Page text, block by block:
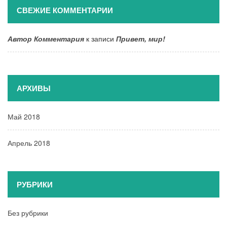
СВЕЖИЕ КОММЕНТАРИИ
Автор Комментария к записи Привет, мир!
АРХИВЫ
Май 2018
Апрель 2018
РУБРИКИ
Без рубрики